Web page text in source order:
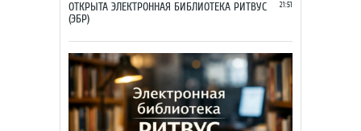
21:51
ОТКРЫТА ЭЛЕКТРОННАЯ БИБЛИОТЕКА РИТВУС
(ЭБР)